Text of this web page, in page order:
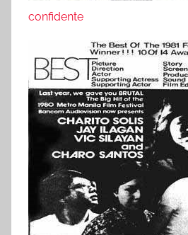
confidente